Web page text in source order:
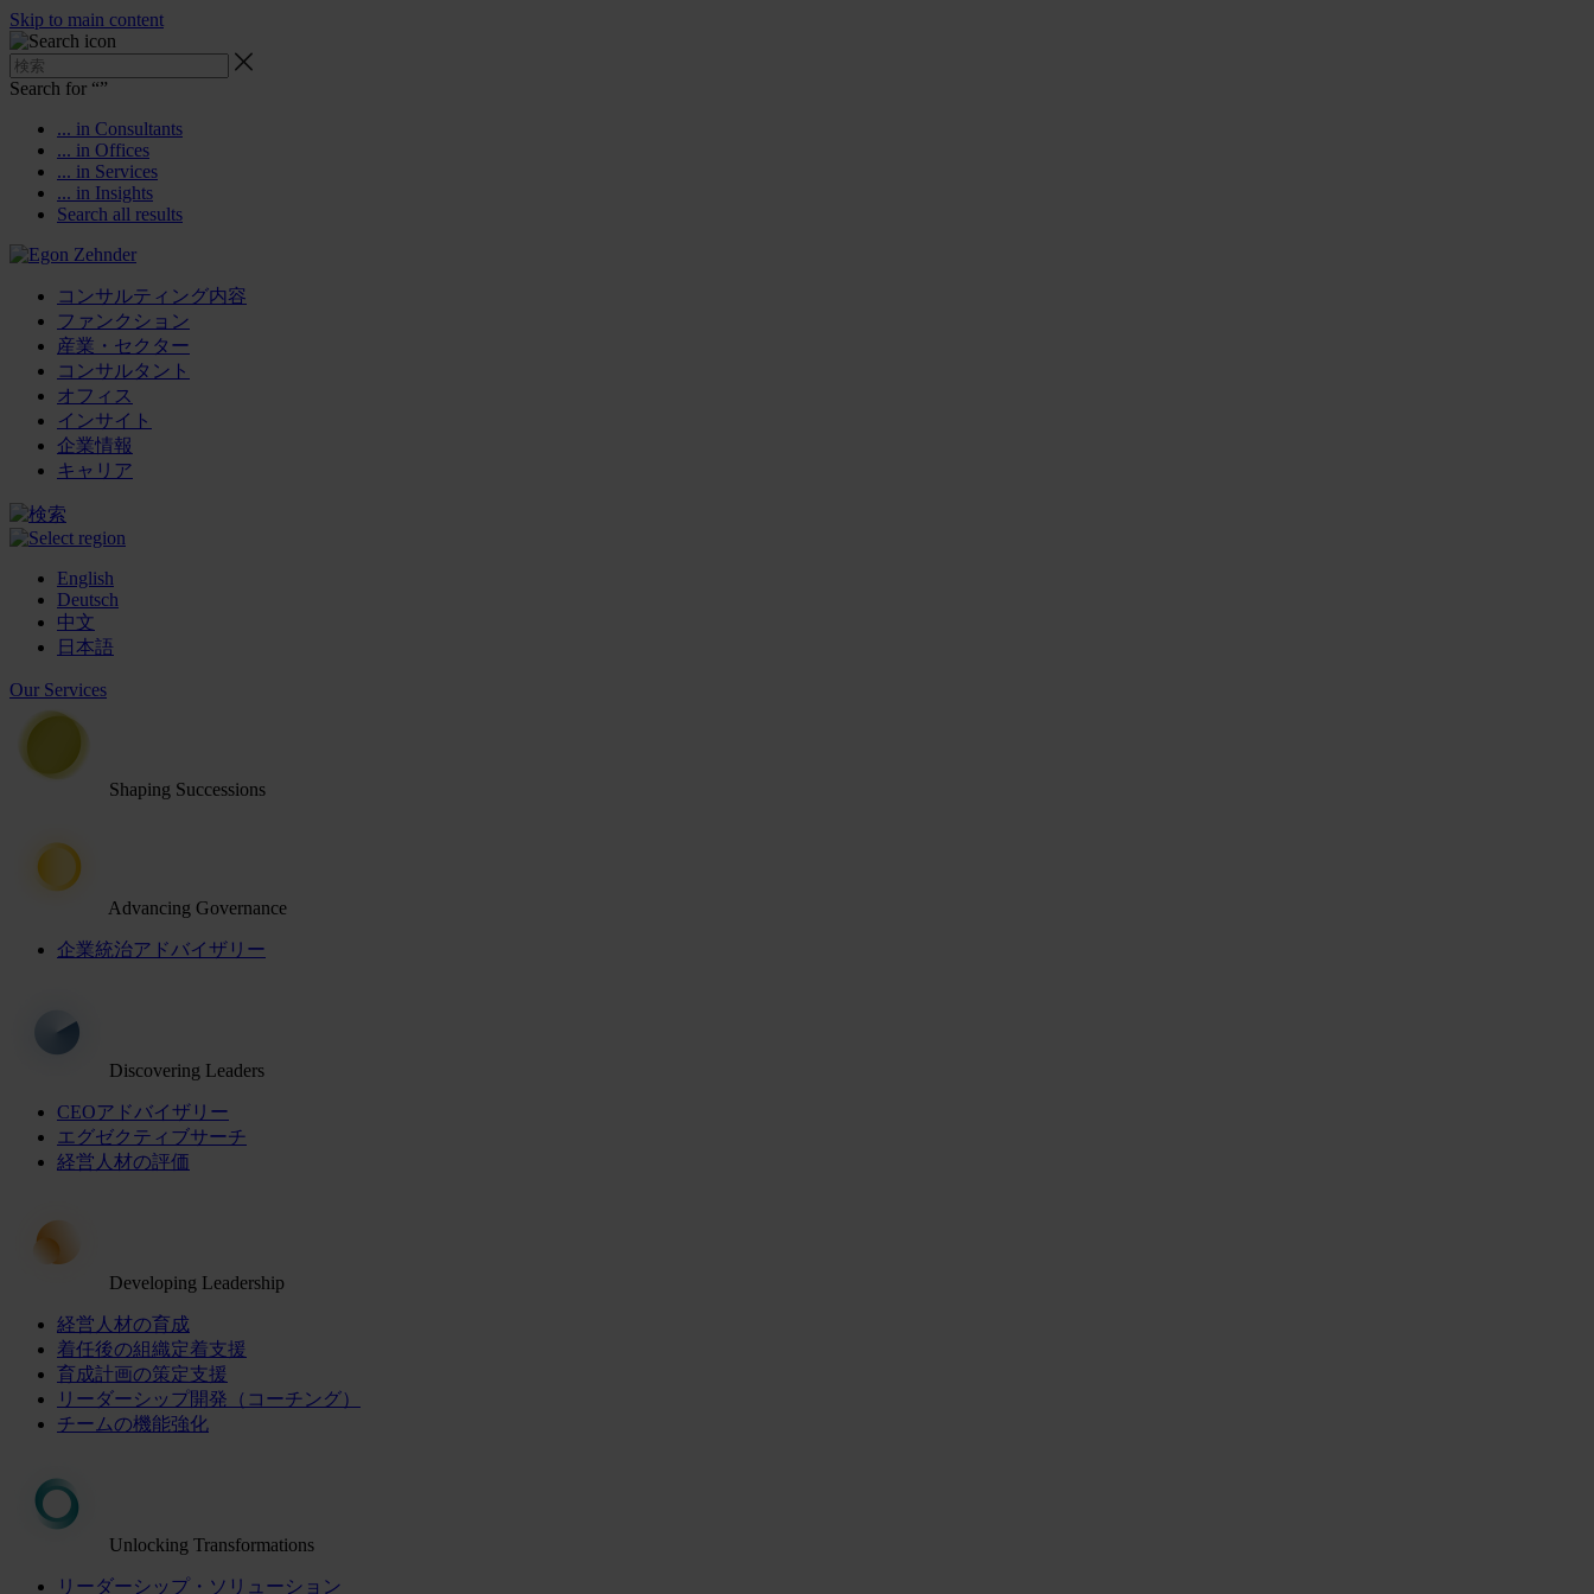
Skip to main content
Search for “”
... in Consultants
... in Offices
... in Services
... in Insights
Search all results
コンサルティング内容
ファンクション
産業・セクター
コンサルタント
オフィス
インサイト
企業情報
キャリア
English
Deutsch
中文
日本語
Our Services
Shaping Successions
Advancing Governance
企業統治アドバイザリー
Discovering Leaders
CEOアドバイザリー
エグゼクティブサーチ
経営人材の評価
Developing Leadership
経営人材の育成
着任後の組織定着支援
育成計画の策定支援
リーダーシップ開発（コーチング）
チームの機能強化
Unlocking Transformations
リーダーシップ・ソリューション